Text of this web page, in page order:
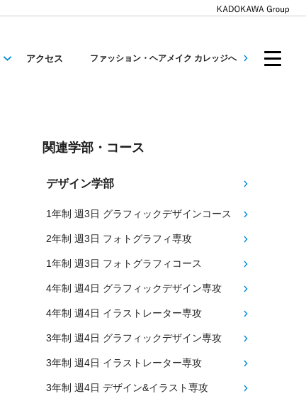
アクセス ファッション・ヘアメイク カレッジへ
関連学部・コース
デザイン学部
1年制 週3日 グラフィックデザインコース
2年制 週3日 フォトグラフィ専攻
1年制 週3日 フォトグラフィコース
4年制 週4日 グラフィックデザイン専攻
4年制 週4日 イラストレーター専攻
3年制 週4日 グラフィックデザイン専攻
3年制 週4日 イラストレーター専攻
3年制 週4日 デザイン&イラスト専攻